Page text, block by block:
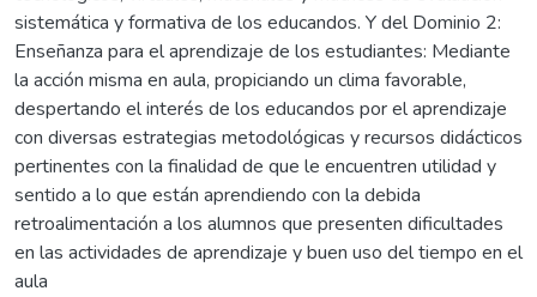
sistemática y formativa de los educandos. Y del Dominio 2:
Enseñanza para el aprendizaje de los estudiantes: Mediante
la acción misma en aula, propiciando un clima favorable,
despertando el interés de los educandos por el aprendizaje
con diversas estrategias metodológicas y recursos didácticos
pertinentes con la finalidad de que le encuentren utilidad y
sentido a lo que están aprendiendo con la debida
retroalimentación a los alumnos que presenten dificultades
en las actividades de aprendizaje y buen uso del tiempo en el
aula